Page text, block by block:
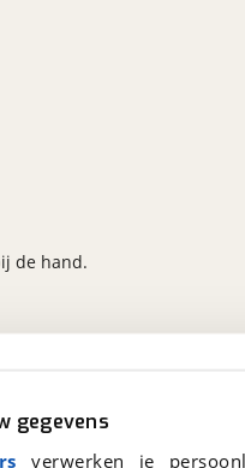
gegevens
verwerken je
de hand.